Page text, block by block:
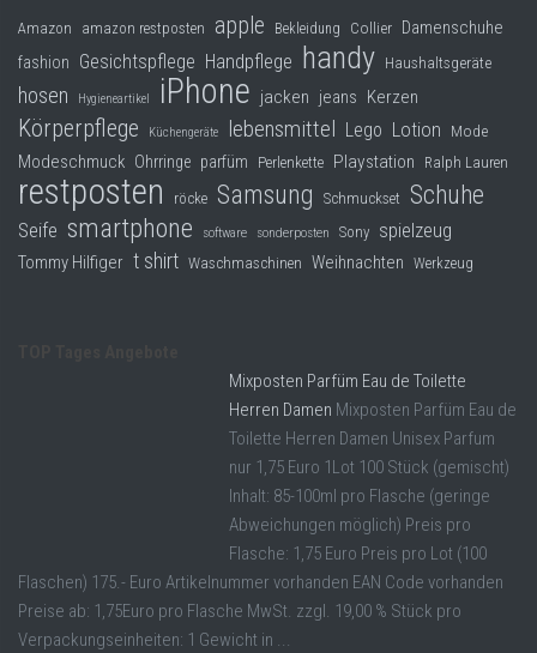
Amazon amazon restposten apple Bekleidung Collier Damenschuhe
fashion Gesichtspflege Handpflege handy Haushaltsgeräte
hosen Hygieneartikel iPhone jacken jeans Kerzen
Körperpflege Küchengeräte lebensmittel Lego Lotion Mode
Modeschmuck Ohrringe parfüm Perlenkette Playstation Ralph Lauren
restposten röcke Samsung Schmuckset Schuhe
Seife smartphone software sonderposten Sony spielzeug
Tommy Hilfiger t shirt Waschmaschinen Weihnachten Werkzeug
Mixposten Parfüm Eau de Toilette
Herren Damen Mixposten Parfüm Eau de
Toilette Herren Damen Unisex Parfum
nur 1,75 Euro 1Lot 100 Stück (gemischt)
Inhalt: 85-100ml pro Flasche (geringe
Abweichungen möglich) Preis pro
Flasche: 1,75 Euro Preis pro Lot (100
Flaschen) 175.- Euro Artikelnummer vorhanden EAN Code vorhanden
Preise ab: 1,75Euro pro Flasche MwSt. zzgl. 19,00 % Stück pro
Verpackungseinheiten: 1 Gewicht in ...